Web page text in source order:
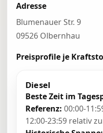
Adresse
Blumenauer Str. 9
09526 Olbernhau
Preisprofile je
Diesel
Beste Zeit im
Referenz: 00:00-
12:00-23:59 relativ